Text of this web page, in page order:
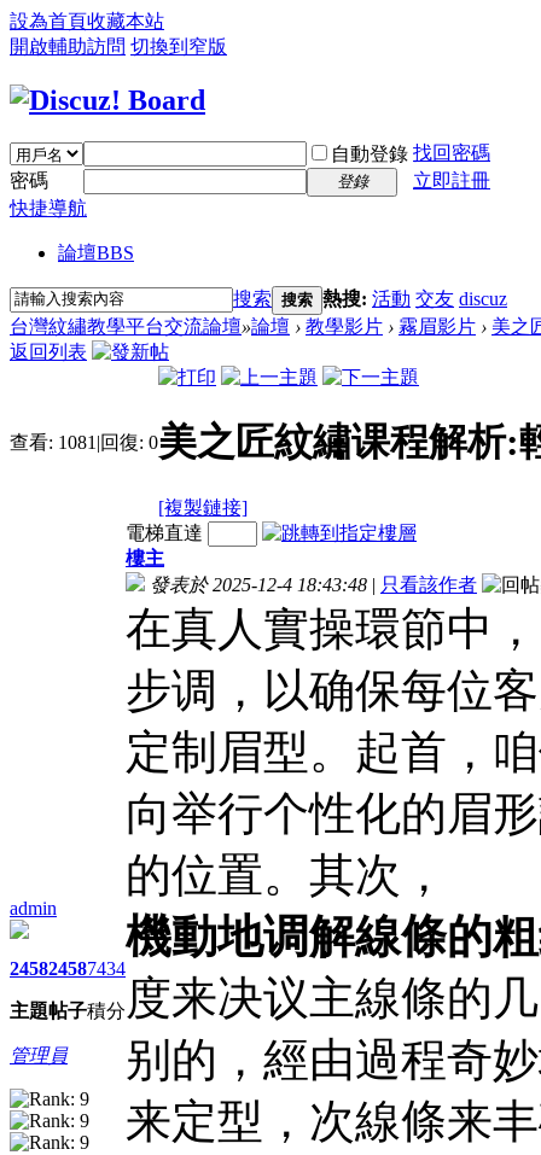
設為首頁收藏本站
開啟輔助訪問 切換到窄版
自動登錄 找回密碼
密碼
登錄
立即註冊
快捷導航
論壇BBS
搜索 搜索 熱搜: 活動 交友 discuz
台灣紋繡教學平台交流論壇»論壇 › 教學影片 › 霧眉影片 › 美之
返回列表
查看: 1081 |回復: 0美之匠紋繡课程解析:
[複製鏈接]
admin
2458
主題
2458
帖子
7434
積分
管理員
電梯直達
樓主
發表於 2025-12-4 18:43:48 | 只看該作者
在真人實操環節中
步调，以确保每位
定制眉型。起首，
向举行个性化的眉
的位置。其次，
機動地调解線條的
度来决议主線條的
别的，經由過程奇
来定型，次線條来